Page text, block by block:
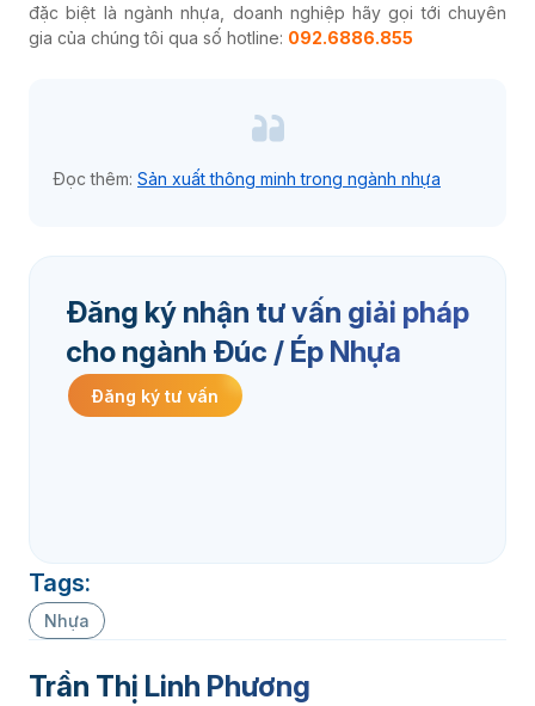
đặc biệt là ngành nhựa, doanh nghiệp hãy gọi tới chuyên
gia của chúng tôi qua số hotline: 092.6886.855
Đọc thêm: Sản xuất thông minh trong ngành nhựa
Đăng ký nhận tư vấn giải pháp
cho ngành Đúc / Ép Nhựa
Đăng ký tư vấn
Tags:
Nhựa
Trần Thị Linh Phương